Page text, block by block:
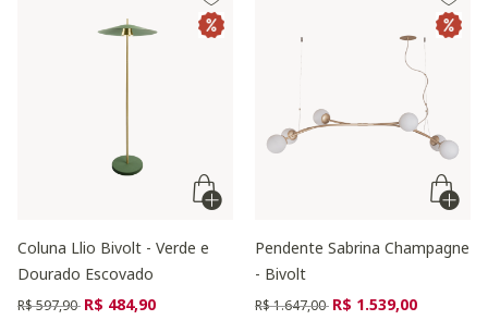
Coluna Llio Bivolt - Verde e
Dourado Escovado
Preço reduzido de
R$ 597,90 para
R$ 484,90
Pendente Sabrina Champagne
- Bivolt
Preço reduzido de
R$ 1.647,00 para
R$ 1.539,00